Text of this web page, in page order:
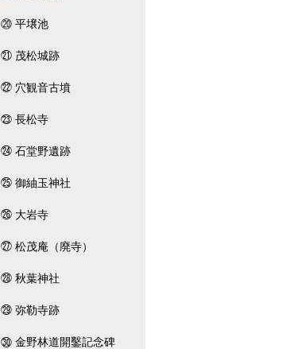
⑳ 平壌池
㉑ 茂松城跡
㉒ 穴観音古墳
㉓ 長松寺
㉔ 石堂野遺跡
㉕ 御紬玉神社
㉖ 大岩寺
㉗ 松茂庵（廃寺）
㉘ 秋葉神社
㉙ 弥勒寺跡
㉚ 金野林道開鑿記念碑